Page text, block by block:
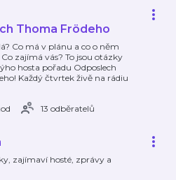
Thoma Frödeho
Co má v plánu a co o něm
zajímá vás? To jsou otázky
hosta pořadu Odposlech
Každý čtvrtek živě na rádiu
13 odběratelů
zajímaví hosté, zprávy a